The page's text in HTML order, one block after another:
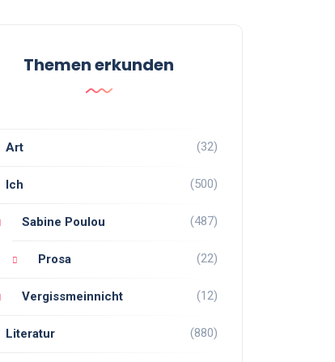
Themen erkunden
Art (32)
Ich (500)
Sabine Poulou (487)
Prosa (22)
Vergissmeinnicht (12)
Literatur (880)